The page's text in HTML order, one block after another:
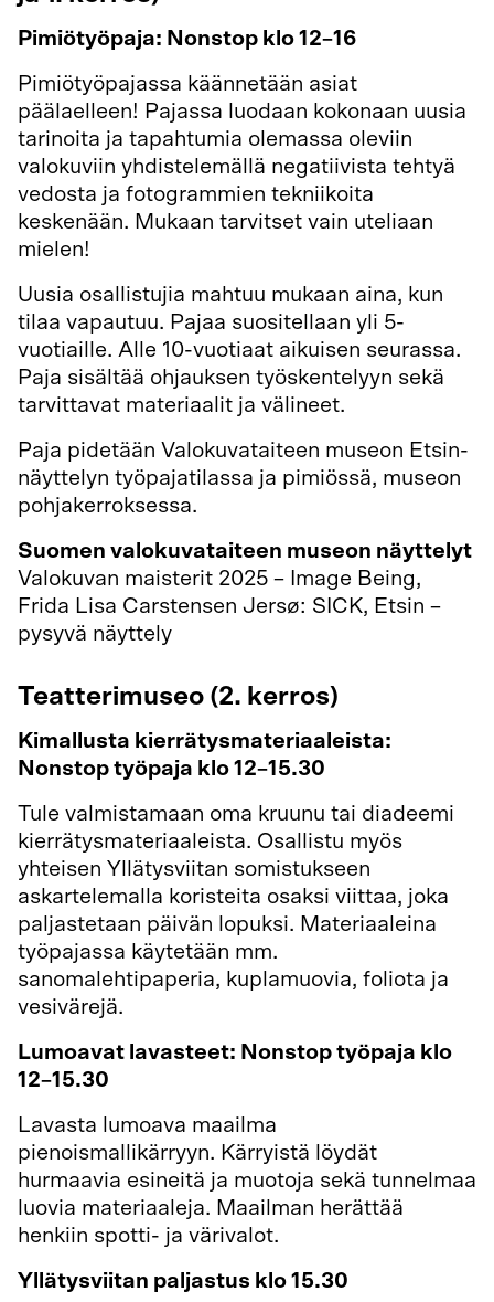
Pimiötyöpaja: Nonstop klo 12–16
Pimiötyöpajassa käännetään asiat
päälaelleen! Pajassa luodaan kokonaan uusia
tarinoita ja tapahtumia olemassa oleviin
valokuviin yhdistelemällä negatiivista tehtyä
vedosta ja fotogrammien tekniikoita
keskenään. Mukaan tarvitset vain uteliaan
mielen!
Uusia osallistujia mahtuu mukaan aina, kun
tilaa vapautuu. Pajaa suositellaan yli 5-
vuotiaille. Alle 10-vuotiaat aikuisen seurassa.
Paja sisältää ohjauksen työskentelyyn sekä
tarvittavat materiaalit ja välineet.
Paja pidetään Valokuvataiteen museon Etsin-
näyttelyn työpajatilassa ja pimiössä, museon
pohjakerroksessa.
Suomen valokuvataiteen museon näyttelyt
Valokuvan maisterit 2025 – Image Being,
Frida Lisa Carstensen Jersø: SICK, Etsin –
pysyvä näyttely
Teatterimuseo (2. kerros)
Kimallusta kierrätysmateriaaleista:
Nonstop työpaja klo 12–15.30
Tule valmistamaan oma kruunu tai diadeemi
kierrätysmateriaaleista. Osallistu myös
yhteisen Yllätysviitan somistukseen
askartelemalla koristeita osaksi viittaa, joka
paljastetaan päivän lopuksi. Materiaaleina
työpajassa käytetään mm.
sanomalehtipaperia, kuplamuovia, foliota ja
vesivärejä.
Lumoavat lavasteet: Nonstop työpaja klo
12–15.30
Lavasta lumoava maailma
pienoismallikärryyn. Kärryistä löydät
hurmaavia esineitä ja muotoja sekä tunnelmaa
luovia materiaaleja. Maailman herättää
henkiin spotti- ja värivalot.
Yllätysviitan paljastus klo 15.30